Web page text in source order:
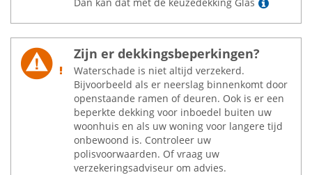
Zijn er dekkingsbeperkingen?
Waterschade is niet altijd verzekerd.
Bijvoorbeeld als er neerslag binnenkomt door
openstaande ramen of deuren. Ook is er een
beperkte dekking voor inboedel buiten uw
woonhuis en als uw woning voor langere tijd
onbewoond is. Controleer uw
polisvoorwaarden. Of vraag uw
verzekeringsadviseur om advies.